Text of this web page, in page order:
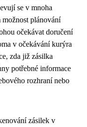
se v mnoha
možnost plánování
očekávat doručení
v očekávání kurýra
zda již zásilka
potřebné informace
rozhraní nebo
zásilek v